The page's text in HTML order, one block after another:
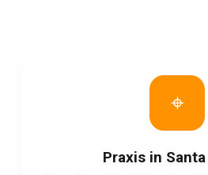
⌖
Praxis in